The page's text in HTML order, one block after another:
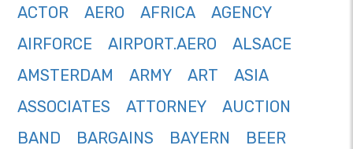
ACTOR
AERO AFRICA
AGENCY
AIRFORCE
AIRPORT.AERO
ALSACE
AMSTERDAM
ARMY ART
ASIA
ASSOCIATES
ATTORNEY
AUCTION
BAND
BARGAINS BAYERN
BEER